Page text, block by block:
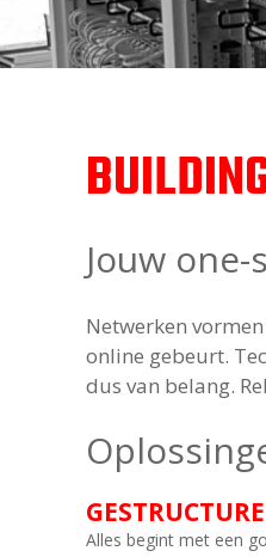
Jouw
Netwerken
online gebeurt.
dus van belang.
Alles begint met een